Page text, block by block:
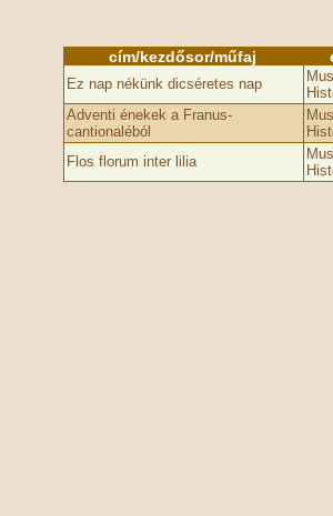
cím/kezdősor/műfaj
Ez nap nékünk dicséretes nap
Adventi énekek a Franus-
cantionaléból
Flos florum inter lilia